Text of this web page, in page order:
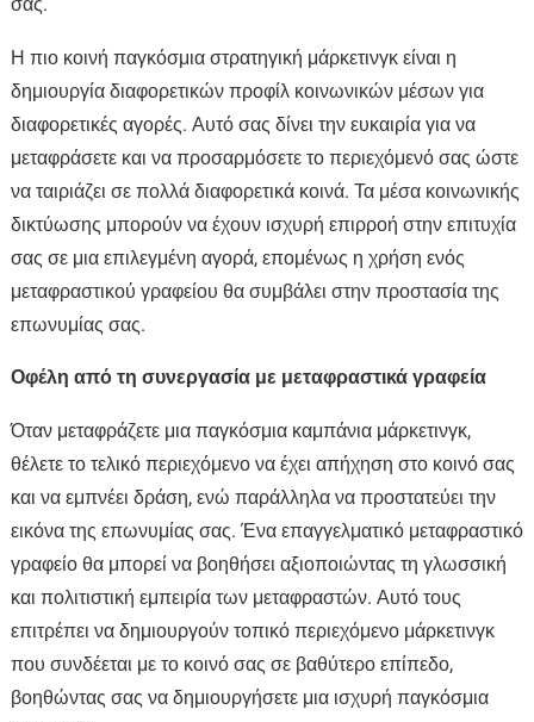
σας.
Η πιο κοινή παγκόσμια στρατηγική μάρκετινγκ είναι η
δημιουργία διαφορετικών προφίλ κοινωνικών μέσων για
διαφορετικές αγορές. Αυτό σας δίνει την ευκαιρία για να
μεταφράσετε και να προσαρμόσετε το περιεχόμενό σας ώστε
να ταιριάζει σε πολλά διαφορετικά κοινά. Τα μέσα κοινωνικής
δικτύωσης μπορούν να έχουν ισχυρή επιρροή στην επιτυχία
σας σε μια επιλεγμένη αγορά, επομένως η χρήση ενός
μεταφραστικού γραφείου θα συμβάλει στην προστασία της
επωνυμίας σας.
Οφέλη από τη συνεργασία με μεταφραστικά γραφεία
Όταν μεταφράζετε μια παγκόσμια καμπάνια μάρκετινγκ,
θέλετε το τελικό περιεχόμενο να έχει απήχηση στο κοινό σας
και να εμπνέει δράση, ενώ παράλληλα να προστατεύει την
εικόνα της επωνυμίας σας. Ένα επαγγελματικό μεταφραστικό
γραφείο θα μπορεί να βοηθήσει αξιοποιώντας τη γλωσσική
και πολιτιστική εμπειρία των μεταφραστών. Αυτό τους
επιτρέπει να δημιουργούν τοπικό περιεχόμενο μάρκετινγκ
που συνδέεται με το κοινό σας σε βαθύτερο επίπεδο,
βοηθώντας σας να δημιουργήσετε μια ισχυρή παγκόσμια